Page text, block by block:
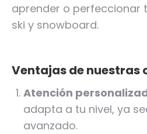
aprender o perfeccionar
ski y snowboard.
Ventajas de nuestras
Atención
adapta a tu nivel, ya
avanzado.